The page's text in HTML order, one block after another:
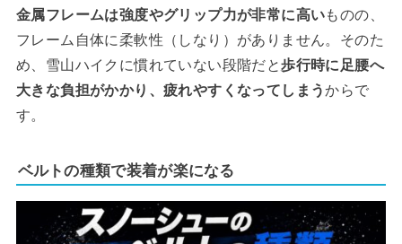
金属フレームは強度やグリップ力が非常に高いものの、
フレーム自体に柔軟性（しなり）がありません。そのた
め、雪山ハイクに慣れていない段階だと歩行時に足腰へ
大きな負担がかかり、疲れやすくなってしまうからで
す。
ベルトの種類で装着が楽になる